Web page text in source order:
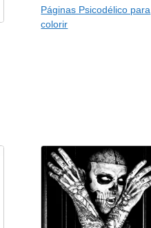
Páginas Psicodélico para
colorir